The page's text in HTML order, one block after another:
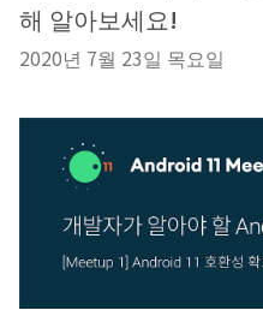
해 알아보세요!
2020년 7월 23일 목요일